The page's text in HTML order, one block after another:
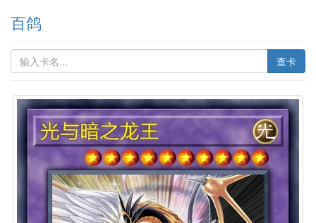
百鸽
查卡